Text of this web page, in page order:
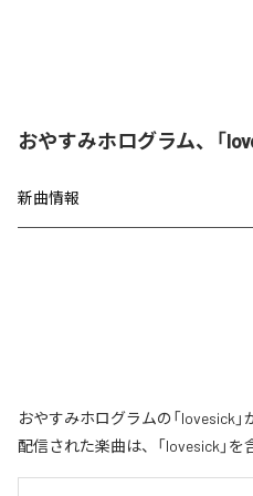
おやすみホログラム、「
新曲情報
おやすみホログラムの「lovesick
配信された楽曲は、「lovesick」を